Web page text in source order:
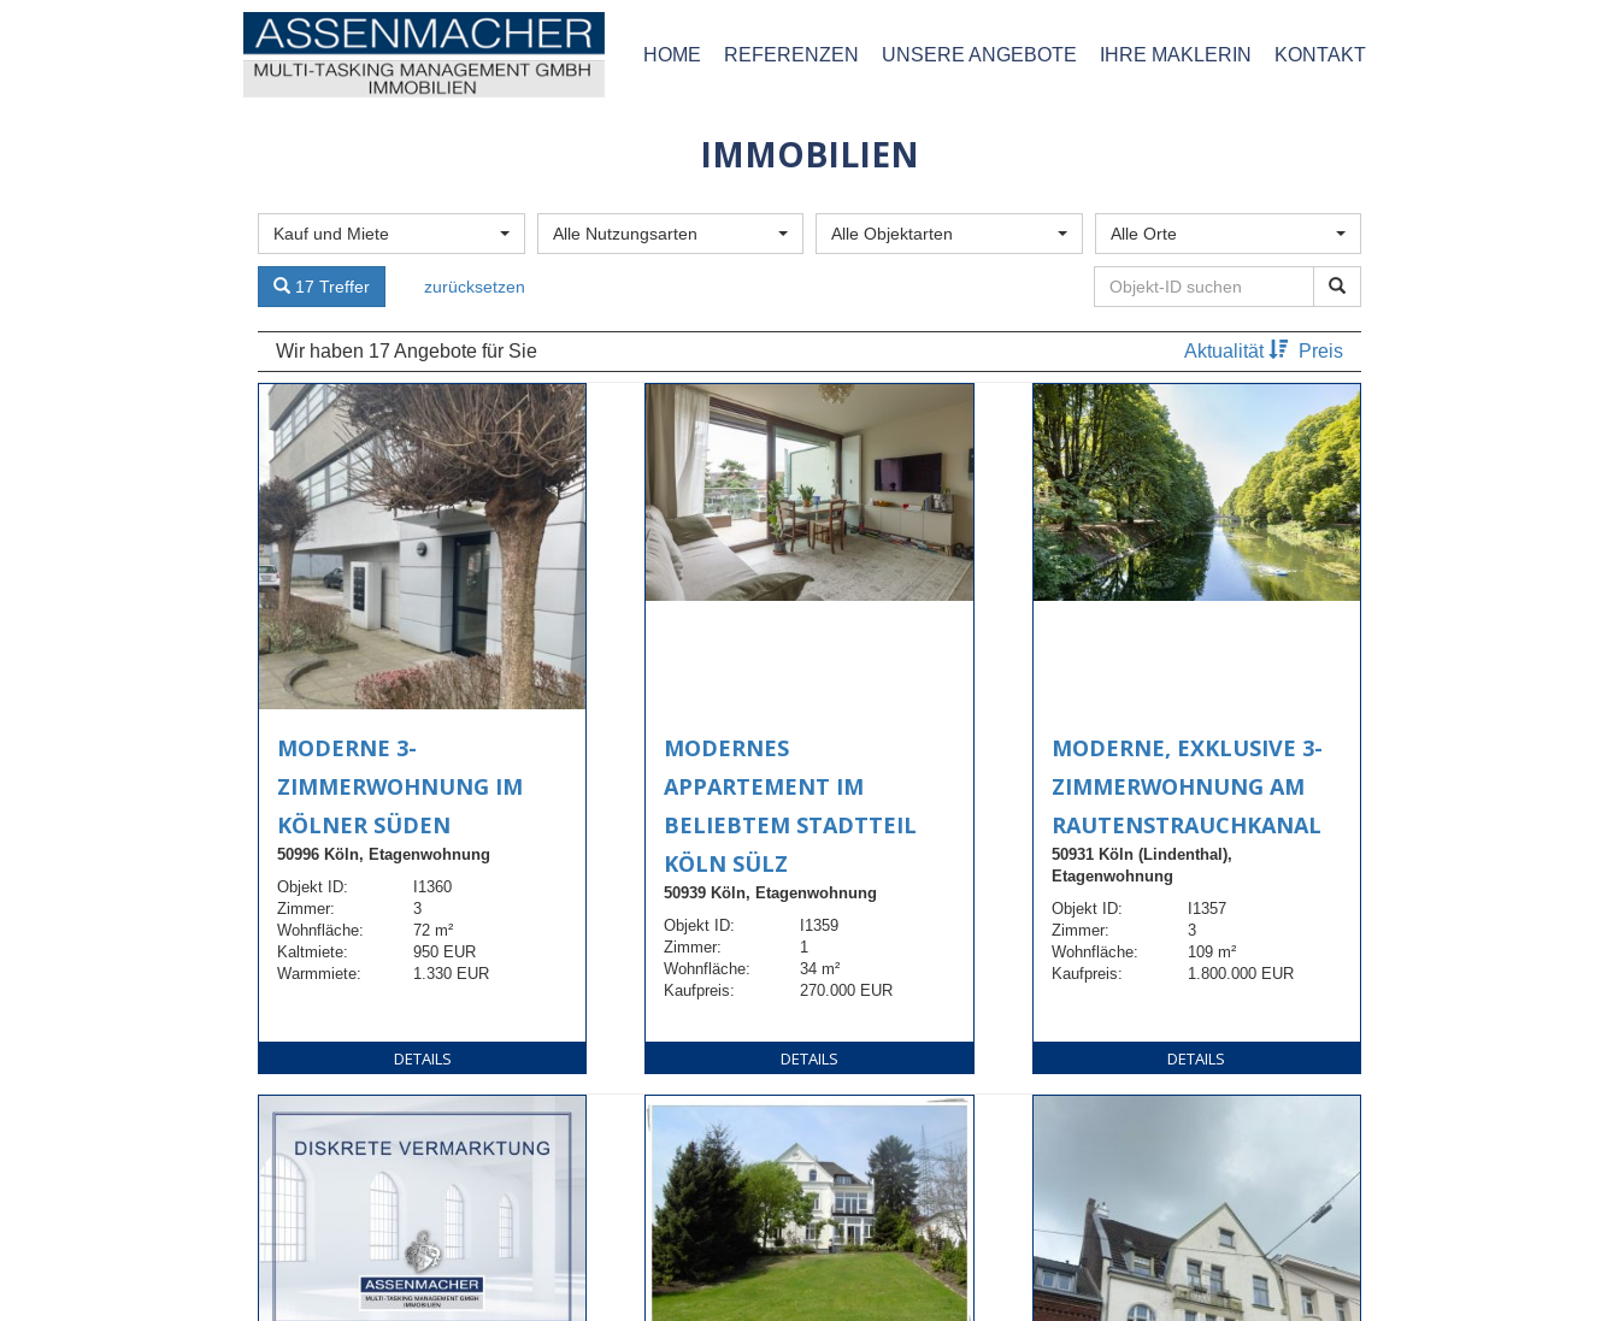
HOME REFERENZEN UNSERE ANGEBOTE IHRE MAKLERIN KONTAKT
IMMOBILIEN
Kauf und Miete Alle Nutzungsarten Alle Objektarten Alle Orte
17 Treffer zurücksetzen
Wir haben 17 Angebote für Sie Aktualität Preis
MODERNE 3-
ZIMMERWOHNUNG IM
KÖLNER SÜDEN
50996 Köln, Etagenwohnung
Objekt ID:
I1360
Zimmer:
3
Wohnfläche:
72 m²
Kaltmiete:
950 EUR
Warmmiete:
1.330 EUR
DETAILS
MODERNES
APPARTEMENT IM
BELIEBTEM STADTTEIL
KÖLN SÜLZ
50939 Köln, Etagenwohnung
Objekt ID:
I1359
Zimmer:
1
Wohnfläche:
34 m²
Kaufpreis:
270.000 EUR
DETAILS
MODERNE, EXKLUSIVE 3-
ZIMMERWOHNUNG AM
RAUTENSTRAUCHKANAL
50931 Köln (Lindenthal),
Etagenwohnung
Objekt ID:
I1357
Zimmer:
3
Wohnfläche:
109 m²
Kaufpreis:
1.800.000 EUR
DETAILS